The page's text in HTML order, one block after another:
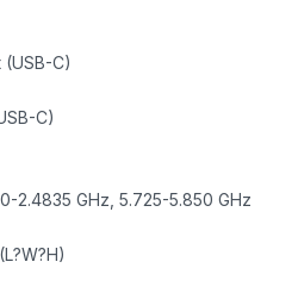
C)
C)
2.4835 GHz, 5.725-5.850 GHz